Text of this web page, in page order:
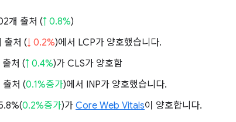
개 출처 (↑ 0.8%)
출처 (↓ 0.2%)에서 LCP가 양호했습니다.
처 (↑ 0.4%)가 CLS가 양호함
출처 (0.1%증가)에서 INP가 양호했습니다.
0.2%증가)가 Core Web Vitals이 양호합니다.